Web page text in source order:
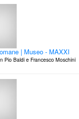
| Museo - MAXXI
Pio Baldi e Francesco Moschini